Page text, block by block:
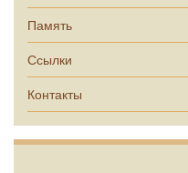
Память
Ссылки
Контакты